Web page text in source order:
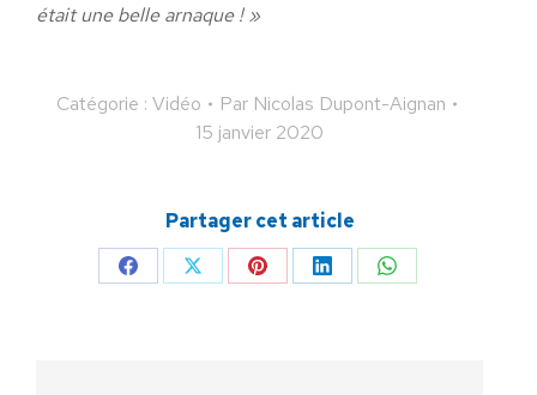
était une belle arnaque ! »
Catégorie : Vidéo Par Nicolas Dupont-Aignan
15 janvier 2020
Partager cet article
PartagerPartagerPartagerPartagerPartager